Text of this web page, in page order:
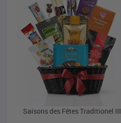
Saisons des Fêtes Traditionel III